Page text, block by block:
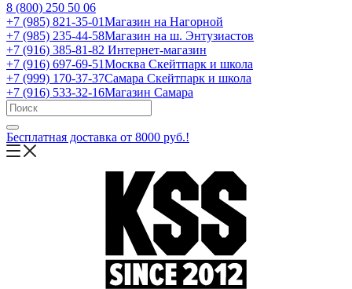
8 (800) 250 50 06
+7 (985) 821-35-01Магазин на Нагорной
+7 (985) 235-44-58Магазин на ш. Энтузиастов
+7 (916) 385-81-82 Интернет-магазин
+7 (916) 697-69-51Москва Скейтпарк и школа
+7 (999) 170-37-37Самара Скейтпарк и школа
+7 (916) 533-32-16Магазин Самара
Бесплатная доставка от 8000 руб.!